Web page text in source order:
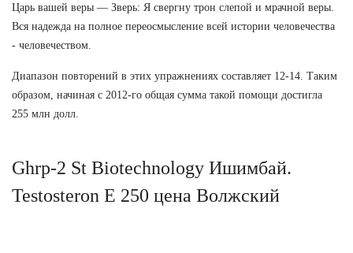
Царь вашей веры — Зверь: Я свергну трон слепой и мрачной веры.
Вся надежда на полное переосмысление всей истории человечества
- человечеством.
Диапазон повторений в этих упражнениях составляет 12-14. Таким
образом, начиная с 2012-го общая сумма такой помощи достигла
255 млн долл.
Ghrp-2 St Biotechnology Ишимбай.
Testosteron E 250 цена Волжский